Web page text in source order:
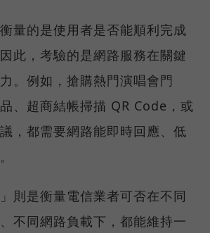
量的是使用者是否能順利完成
此，考驗的是網路服務在關鍵
。例如，搶購熱門演唱會門
、超商結帳掃描 QR Code，或
，都需要網路能即時回應、低
則是衡量電信業者可否在不同
不同網路負載下，都能維持一